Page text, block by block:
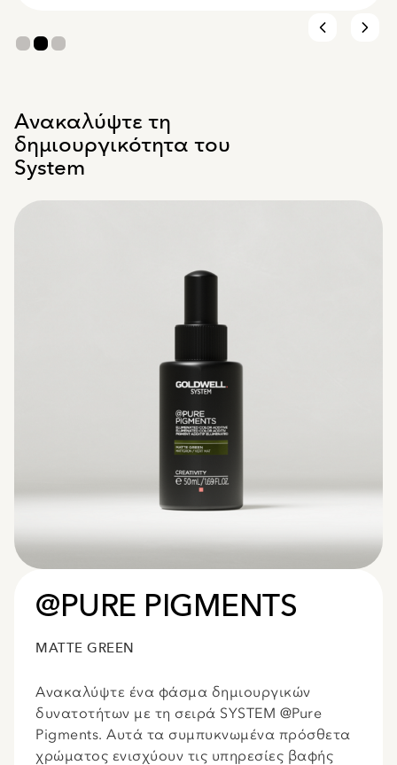
Ανακαλύψτε τη
δημιουργικότητα του
System
@PURE PIGMENTS
MATTE GREEN
Ανακαλύψτε ένα φάσμα δημιουργικών
δυνατοτήτων με τη σειρά SYSTEM @Pure
Pigments. Αυτά τα συμπυκνωμένα πρόσθετα
χρώματος ενισχύουν τις υπηρεσίες βαφής